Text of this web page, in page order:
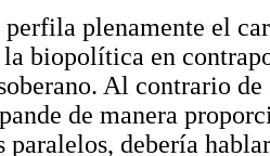
perfila plenamente el
la biopolítica en
Al contrario
de manera
paralelos, debería